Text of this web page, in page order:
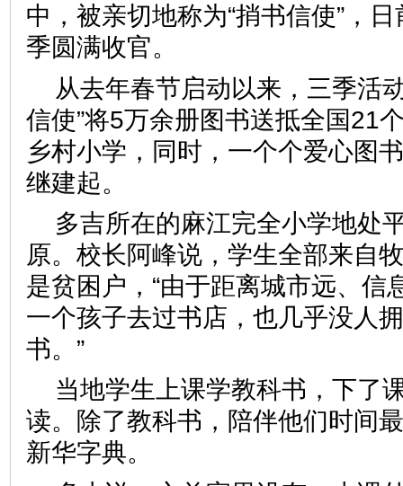
中，被亲切地称为“捎书信使”，
季圆满收官。
从去年春节启动以来，三季活
信使”将5万余册图书送抵全国21
乡村小学，同时，一个个爱心图
继建起。
多吉所在的麻江完全小学地处
原。校长阿峰说，学生全部来自
是贫困户，“由于距离城市远、信
一个孩子去过书店，也几乎没人
书。”
当地学生上课学教科书，下了
读。除了教科书，陪伴他们时间
新华字典。